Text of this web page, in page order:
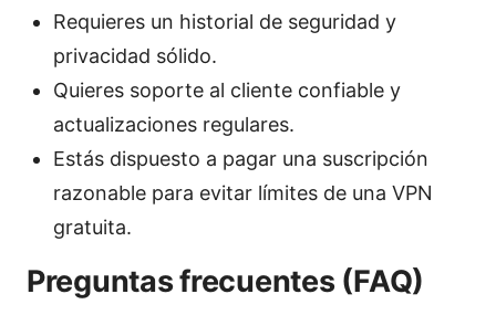
Requieres un historial de seguridad y
privacidad sólido.
Quieres soporte al cliente confiable y
actualizaciones regulares.
Estás dispuesto a pagar una suscripción
razonable para evitar límites de una VPN
gratuita.
Preguntas frecuentes (FAQ)